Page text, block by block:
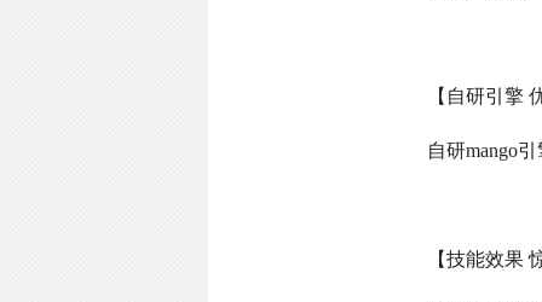
【自研引擎
自研mango引
【技能效果